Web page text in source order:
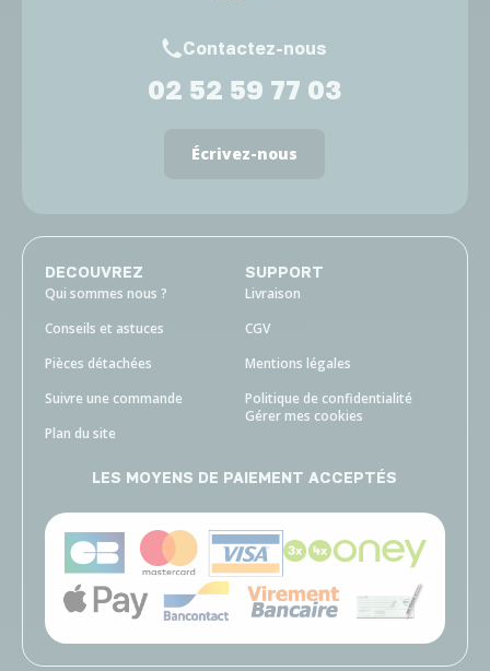
Contactez-nous
02 52 59 77 03
Écrivez-nous
DECOUVREZ
Qui sommes nous ?
Conseils et astuces
Pièces détachées
Suivre une commande
Plan du site
SUPPORT
Livraison
CGV
Mentions légales
Politique de confidentialité
Gérer mes cookies
LES MOYENS DE PAIEMENT ACCEPTÉS